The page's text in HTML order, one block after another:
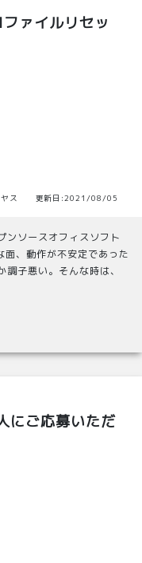
ァイルリセッ
ヤス 更新日:2021/08/05
ンソースオフィスソフト
、動作が不安定であった
子悪い。そんな時は、
にご応募いただ